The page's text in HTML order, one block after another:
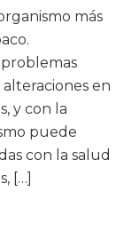
más
en
y con la
puede
con la salud
[…]